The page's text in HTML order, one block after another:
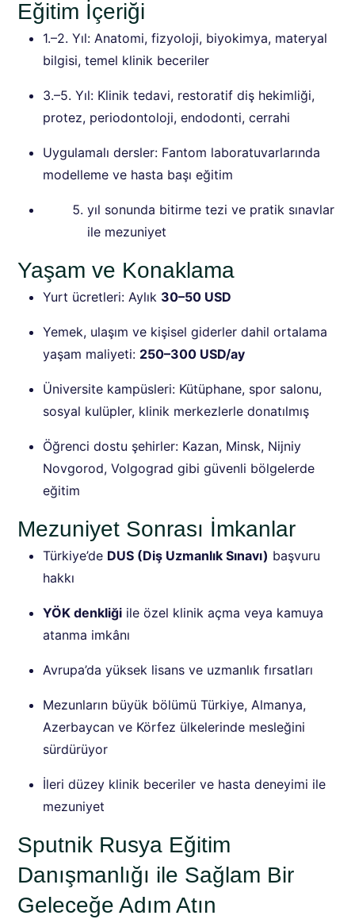
Eğitim İçeriği
1.–2. Yıl: Anatomi, fizyoloji, biyokimya, materyal
bilgisi, temel klinik beceriler
3.–5. Yıl: Klinik tedavi, restoratif diş hekimliği,
protez, periodontoloji, endodonti, cerrahi
Uygulamalı dersler: Fantom laboratuvarlarında
modelleme ve hasta başı eğitim
yıl sonunda bitirme tezi ve pratik sınavlar
ile mezuniyet
Yaşam ve Konaklama
Yurt ücretleri: Aylık 30–50 USD
Yemek, ulaşım ve kişisel giderler dahil ortalama
yaşam maliyeti: 250–300 USD/ay
Üniversite kampüsleri: Kütüphane, spor salonu,
sosyal kulüpler, klinik merkezlerle donatılmış
Öğrenci dostu şehirler: Kazan, Minsk, Nijniy
Novgorod, Volgograd gibi güvenli bölgelerde
eğitim
Mezuniyet Sonrası İmkanlar
Türkiye’de DUS (Diş Uzmanlık Sınavı) başvuru
hakkı
YÖK denkliği ile özel klinik açma veya kamuya
atanma imkânı
Avrupa’da yüksek lisans ve uzmanlık fırsatları
Mezunların büyük bölümü Türkiye, Almanya,
Azerbaycan ve Körfez ülkelerinde mesleğini
sürdürüyor
İleri düzey klinik beceriler ve hasta deneyimi ile
mezuniyet
Sputnik Rusya Eğitim
Danışmanlığı ile Sağlam Bir
Geleceğe Adım Atın